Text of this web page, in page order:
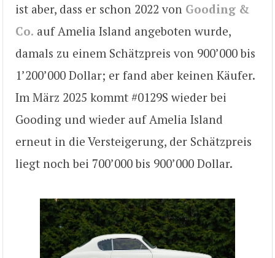
ist aber, dass er schon 2022 von Gooding &
Co. auf Amelia Island angeboten wurde,
damals zu einem Schätzpreis von 900’000 bis
1’200’000 Dollar; er fand aber keinen Käufer.
Im März 2025 kommt #0129S wieder bei
Gooding und wieder auf Amelia Island
erneut in die Versteigerung, der Schätzpreis
liegt noch bei 700’000 bis 900’000 Dollar.